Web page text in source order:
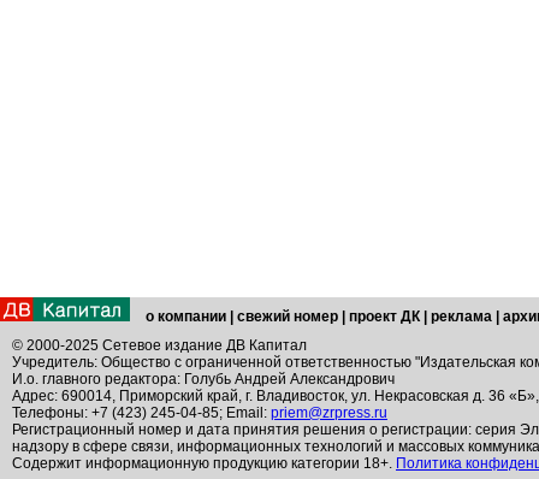
о компании свежий номер проект ДК реклама
© 2000-2025 Сетевое издание ДВ Капитал
Учредитель: Общество с ограниченной ответственностью "Издательская
И.о. главного редактора: Голубь Андрей Александрович
Адрес: 690014, Приморский край, г. Владивосток, ул. Некрасовская д. 36
Телефоны: +7 (423) 245-04-85; Email: priem@zrpress.ru
Регистрационный номер и дата принятия решения о регистрации: серия
надзору в сфере связи, информационных технологий и массовых
Содержит информационную продукцию категории 18+. Политика